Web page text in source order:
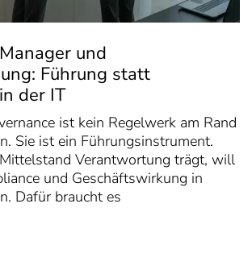
und
Führung statt
der IT
ist kein Regelwerk am Rand
Sie ist ein Führungsinstrument.
Verantwortung trägt, will
und Geschäftswirkung in
Dafür braucht es